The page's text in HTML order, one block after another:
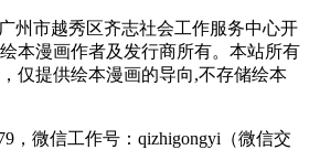
州市越秀区齐志社会工作服务中心开
本漫画作者及发行商所有。本站所有
仅提供绘本漫画的导向,不存储绘本
，微信工作号：qizhigongyi（微信交